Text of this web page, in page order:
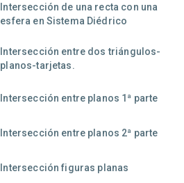
Intersección de una recta con una
esfera en Sistema Diédrico
Intersección entre dos triángulos-
planos-tarjetas.
Intersección entre planos 1ª parte
Intersección entre planos 2ª parte
Intersección figuras planas